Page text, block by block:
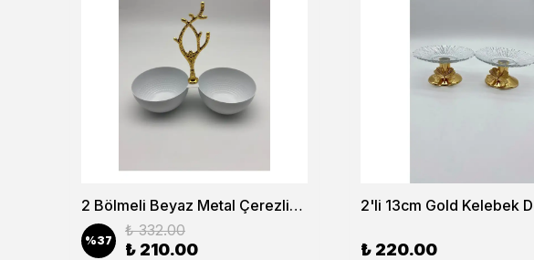
2 Bölmeli Beyaz Metal Çerezlik, Altın Dallı Çerez Tabağı
%37
₺ 332.00
₺ 210.00 ₺ 220.00